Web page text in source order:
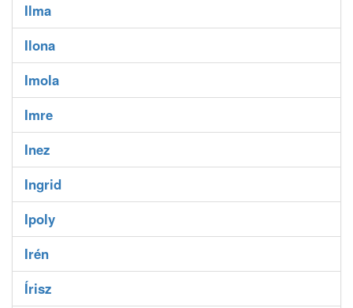
Ilma
Ilona
Imola
Imre
Inez
Ingrid
Ipoly
Irén
Írisz